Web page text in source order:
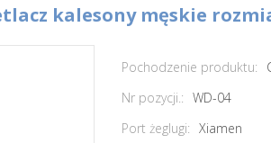
kalesony męskie
Pochodzenie produktu:
Nr pozycji.: WD-04
Port żeglugi: Xiamen